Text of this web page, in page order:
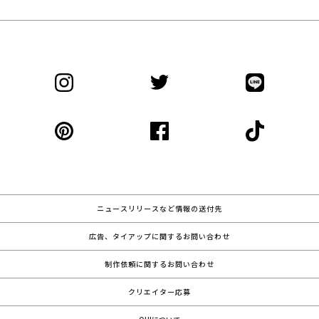
ニュースリリースなど情報の送付先
広告、タイアップに関するお問い合わせ
制作依頼に関するお問い合わせ
クリエイター応募